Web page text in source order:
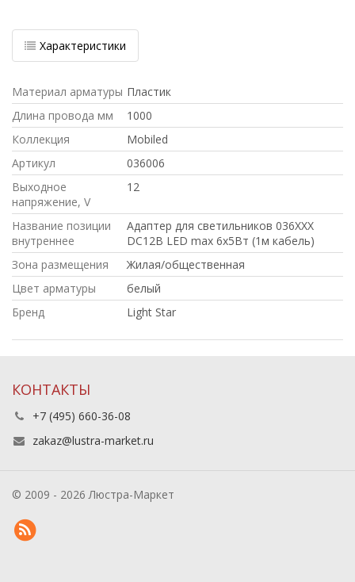
Характеристики
Материал арматуры Пластик
Длина провода мм
1000
Коллекция
Mobiled
Артикул
036006
Выходное
напряжение, V
12
Название позиции
внутреннее
Адаптер для светильников 036ХХХ
DC12В LED max 6x5Вт (1м кабель)
Зона размещения
Жилая/общественная
Цвет арматуры
белый
Бренд
Light Star
КОНТАКТЫ
+7 (495) 660-36-08
zakaz@lustra-market.ru
© 2009 - 2026 Люстра-Маркет